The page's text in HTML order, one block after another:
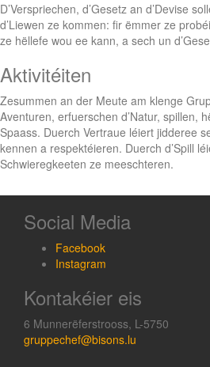
D’Verspriechen, d’Gesetz an d’Devise
d’Liewen ze kommen: fir ëmmer ze
ze hëllefe wou ee kann, a sech un
Aktivitéiten
Zesummen an der Meute am klenge
Aventuren, erfuerschen d’Natur, spillen,
Spaass. Duerch Vertraue léiert jidderee
kennen a respektéieren. Duerch d’Spill
Schwieregkeeten ze meeschteren.
Social Media
Facebook
Instagram
Kontakéier eis
6 Munnerëferstrooss, L-5750
gruppechef@bisons.lu